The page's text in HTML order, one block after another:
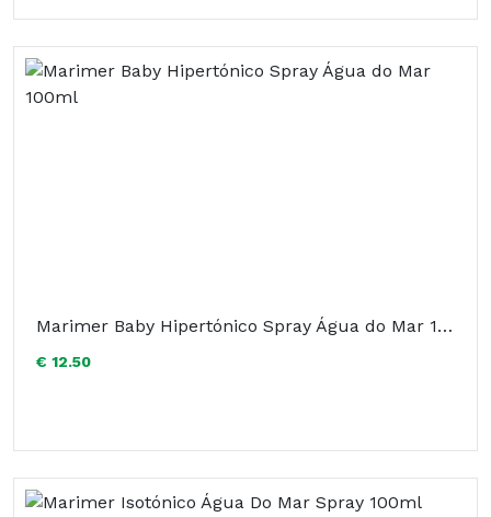
Marimer Baby Hipertónico Spray Água do Mar 100ml
€ 12.50